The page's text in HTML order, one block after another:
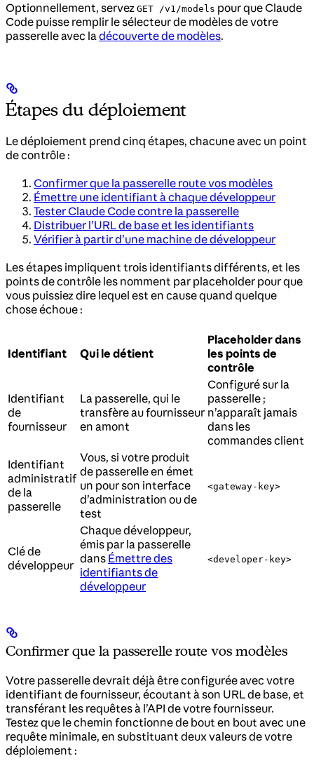
Optionnellement, servez GET /v1/models pour que Claude
Code puisse remplir le sélecteur de modèles de votre
passerelle avec ladécouverte de modèles.
Étapes du déploiement
Le déploiement prend cinq étapes, chacune avec un point
de contrôle :
Confirmer que la passerelle route vos modèles
Émettre une identifiant à chaque développeur
Tester Claude Code contre la passerelle
Distribuer l’URL de base et les identifiants
Vérifier à partir d’une machine de développeur
Les étapes impliquent trois identifiants différents, et les
points de contrôle les nomment par placeholder pour que
vous puissiez dire lequel est en cause quand quelque
chose échoue :
Identifiant Qui le détient
Placeholder dans
les points de
contrôle
Identifiant
de
fournisseur
La passerelle, qui le
transfère au fournisseur
en amont
Configuré sur la
passerelle ;
n’apparaît jamais
dans les
commandes client
Identifiant
administratif
de la
passerelle
Vous, si votre produit
de passerelle en émet
un pour son interface
d’administration ou de
test
<gateway-key>
Clé de
développeur
Chaque développeur,
émis par la passerelle
dans Émettre des
identifiants de
développeur
<developer-key>
Confirmer que la passerelle route vos modèles
Votre passerelle devrait déjà être configurée avec votre
identifiant de fournisseur, écoutant à son URL de base, et
transférant les requêtes à l’API de votre fournisseur.
Testez que le chemin fonctionne de bout en bout avec une
requête minimale, en substituant deux valeurs de votre
déploiement :